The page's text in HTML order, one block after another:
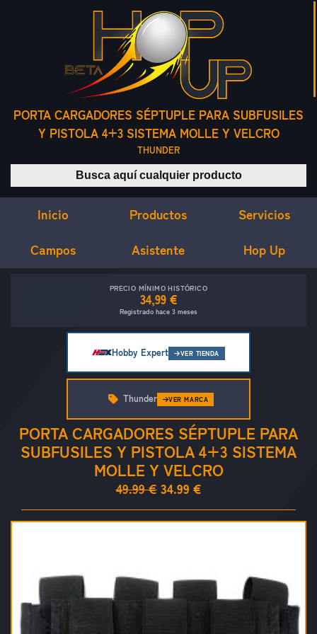
PORTA CARGADORES SÉPTUPLE PARA SUBFUSILES
Y PISTOLA 4+3 SISTEMA MOLLE Y VELCRO
THUNDER
Buscar productos
Inicio Productos Servicios
Campos Asistente Hop Up
PRECIO MÍNIMO HISTÓRICO
34,99 €
Registrado hace 3 meses
Hobby Expert VER TIENDA
PORTA CARGADORES SÉPTUPLE PARA
SUBFUSILES Y PISTOLA 4+3 SISTEMA
MOLLE Y VELCRO
49.99 € 34.99 €
Thunder VER MARCA